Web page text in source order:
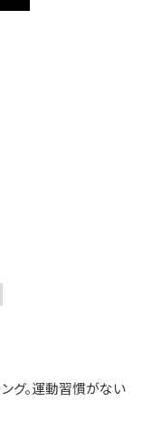
グ。運動習慣がない